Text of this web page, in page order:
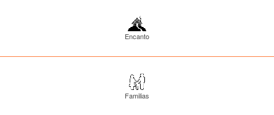
Encanto
Familias